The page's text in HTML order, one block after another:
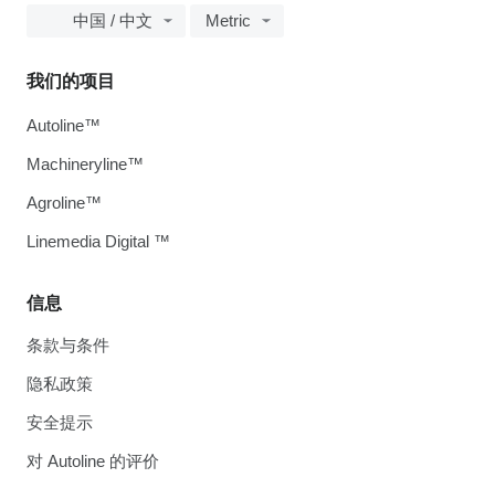
中国 / 中文 Metric
信息
条款与条件
隐私政策
安全提示
对 Autoline 的评价
我们的项目
Autoline™
Machineryline™
Agroline™
Linemedia Digital ™